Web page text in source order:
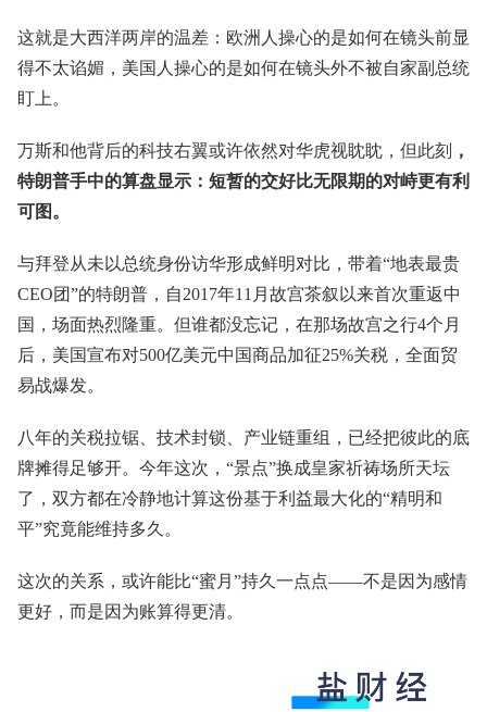
这就是大西洋两岸的温差：欧洲人操心的是如何在镜头前显
得不太谄媚，美国人操心的是如何在镜头外不被自家副总统
盯上。
万斯和他背后的科技右翼或许依然对华虎视眈眈，但此刻
，
特朗普手中的算盘显示：短暂的交好比无限期的对峙更有利
可图。
与拜登从未以总统身份访华形成鲜明对比，带着“地表最贵
CEO团”的特朗普，自2017年11月故宫茶叙以来首次重返中
国，场面热烈隆重。但谁都没忘记，在那场故宫之行4个月
后，美国宣布对500亿美元中国商品加征25%关税，全面贸
易战爆发。
八年的关税拉锯、技术封锁、产业链重组，已经把彼此的底
牌摊得足够开。今年这次，“景点”换成皇家祈祷场所天坛
了，双方都在冷静地计算这份基于利益最大化的“精明和
平”究竟能维持多久。
这次的关系，或许能比“蜜月”持久一点点——不是因为感情
更好，而是因为账算得更清。